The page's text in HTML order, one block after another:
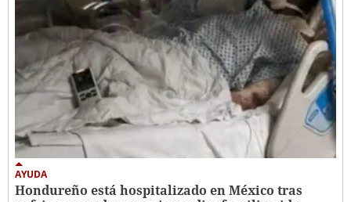
AYUDA
Hondureño está hospitalizado en México tras